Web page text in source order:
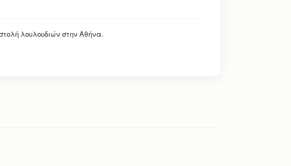
λουλουδιών στην Αθήνα.